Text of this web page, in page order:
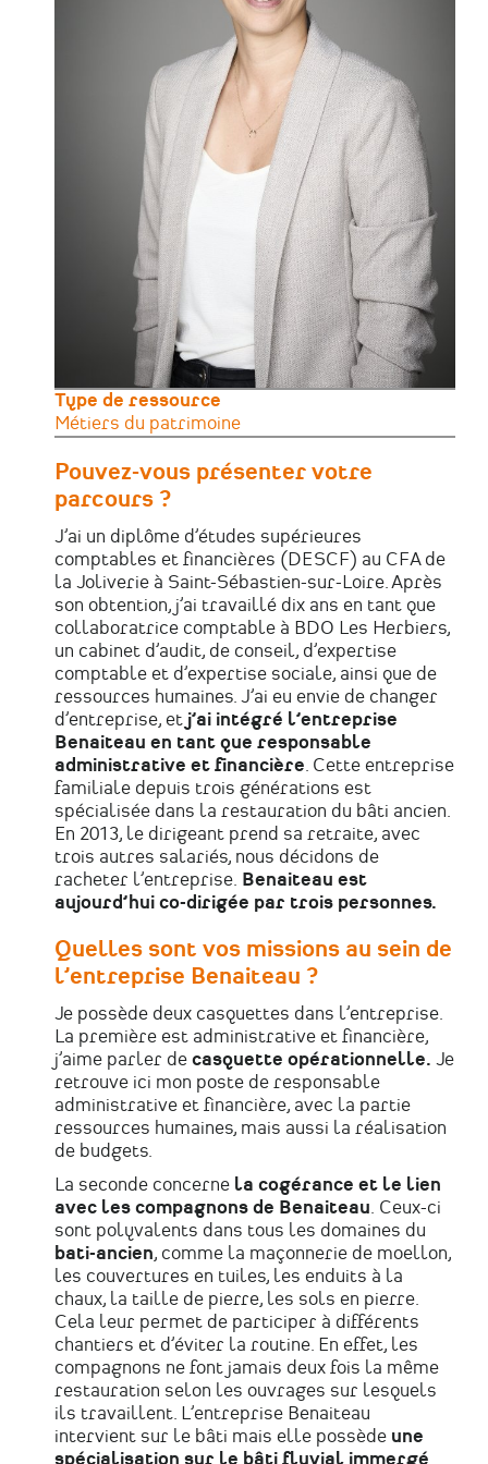
Type de ressource
Métiers du patrimoine
Pouvez-vous présenter votre
parcours ?
J’ai un diplôme d’études supérieures
comptables et financières (DESCF) au CFA de
la Joliverie à Saint-Sébastien-sur-Loire. Après
son obtention, j’ai travaillé dix ans en tant que
collaboratrice comptable à BDO Les Herbiers,
un cabinet d’audit, de conseil, d’expertise
comptable et d’expertise sociale, ainsi que de
ressources humaines. J’ai eu envie de changer
d’entreprise, et j’ai intégré l’entreprise
Benaiteau en tant que responsable
administrative et financière. Cette entreprise
familiale depuis trois générations est
spécialisée dans la restauration du bâti ancien.
En 2013, le dirigeant prend sa retraite, avec
trois autres salariés, nous décidons de
racheter l’entreprise. Benaiteau est
aujourd’hui co-dirigée par trois personnes.
Quelles sont vos missions au sein de
l’entreprise Benaiteau ?
Je possède deux casquettes dans l’entreprise.
La première est administrative et financière,
j’aime parler de casquette opérationnelle. Je
retrouve ici mon poste de responsable
administrative et financière, avec la partie
ressources humaines, mais aussi la réalisation
de budgets.
La seconde concerne la cogérance et le lien
avec les compagnons de Benaiteau. Ceux-ci
sont polyvalents dans tous les domaines du
bati-ancien, comme la maçonnerie de moellon,
les couvertures en tuiles, les enduits à la
chaux, la taille de pierre, les sols en pierre.
Cela leur permet de participer à différents
chantiers et d’éviter la routine. En effet, les
compagnons ne font jamais deux fois la même
restauration selon les ouvrages sur lesquels
ils travaillent. L’entreprise Benaiteau
intervient sur le bâti mais elle possède une
spécialisation sur le bâti fluvial immergé